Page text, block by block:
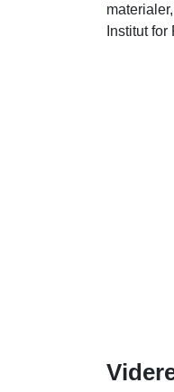
Institut